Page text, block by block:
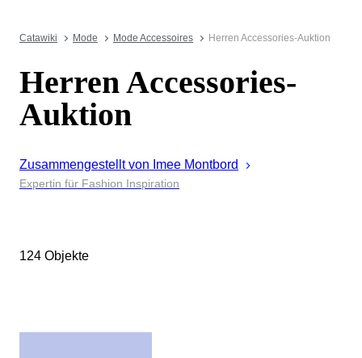
Catawiki Mode Mode Accessoires Herren Accessories-Auktion
Herren Accessories-
Auktion
Zusammengestellt von Imee Montbord
Expertin für Fashion Inspiration
124 Objekte